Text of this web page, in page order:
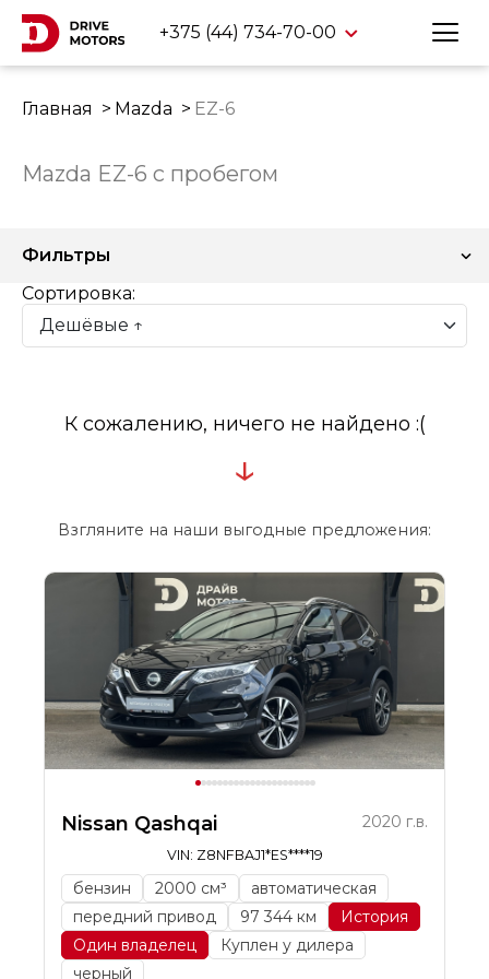
+375 (44) 734-70-00
Главная Mazda EZ-6
Mazda EZ-6 с пробегом
Фильтры
Сортировка:
К сожалению, ничего не найдено :(
↓
Взгляните на наши выгодные предложения:
Nissan Qashqai 2020 г.в.
VIN: Z8NFBAJ1*ES****19
бензин 2000 см³
автоматическая
передний привод
97 344 км
История
Один владелец
Куплен у дилера
черный